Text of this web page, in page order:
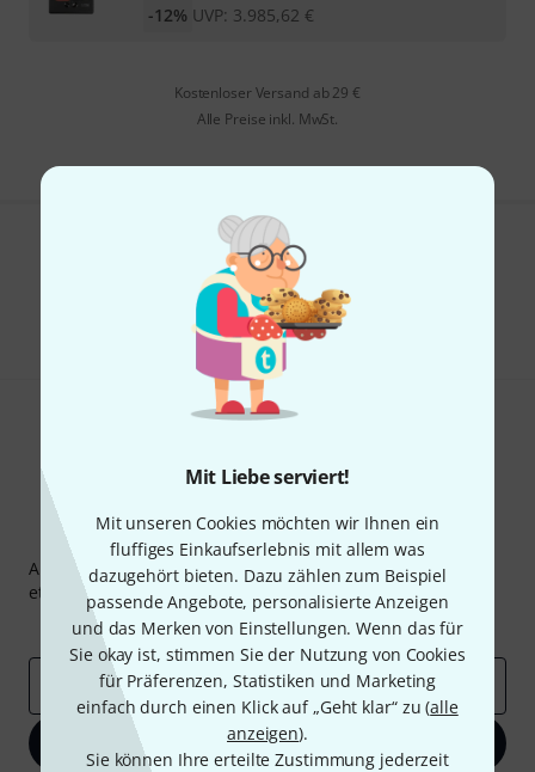
Mit Liebe serviert!
Mit unseren Cookies möchten wir Ihnen ein
fluffiges Einkaufserlebnis mit allem was
dazugehört bieten. Dazu zählen zum Beispiel
passende Angebote, personalisierte Anzeigen
und das Merken von Einstellungen. Wenn das für
Sie okay ist, stimmen Sie der Nutzung von Cookies
für Präferenzen, Statistiken und Marketing
einfach durch einen Klick auf „Geht klar“ zu (alle
anzeigen).
Sie können Ihre erteilte Zustimmung jederzeit
UVP: 3.985,62 €
-12%
Kostenloser Versand ab 29 €
Alle Preise inkl. MwSt.
Gefällt Ihnen, was Sie sehen?
Teilen Hilfe & Feedback
Thomann Newsletter
Abonniere den Thomann Newsletter und gewinne mit
etwas Glück einen von 50 Gutscheinen über jeweils
Inspirierende Beiträge
Deals Thomann Insights
E-Mail-Adresse*
Jetzt anmelden